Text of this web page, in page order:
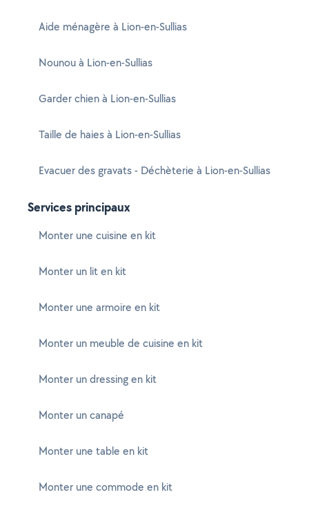
Aide ménagère à Lion-en-Sullias
Nounou à Lion-en-Sullias
Garder chien à Lion-en-Sullias
Taille de haies à Lion-en-Sullias
Evacuer des gravats - Déchèterie à Lion-en-Sullias
Services principaux
Monter une cuisine en kit
Monter un lit en kit
Monter une armoire en kit
Monter un meuble de cuisine en kit
Monter un dressing en kit
Monter un canapé
Monter une table en kit
Monter une commode en kit